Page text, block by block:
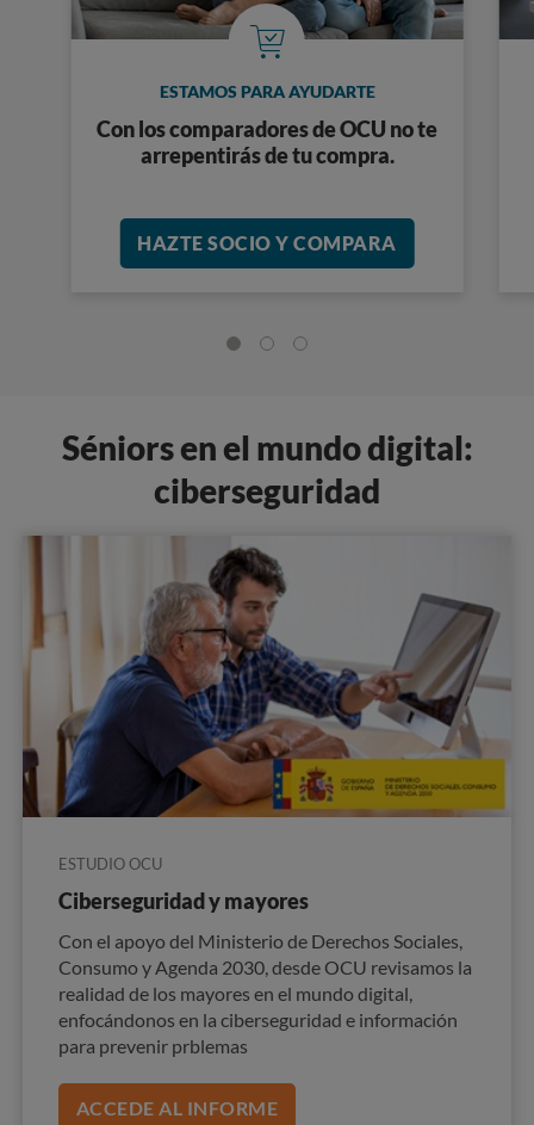
ESTAMOS PARA AYUDARTE
Con los comparadores de OCU no te
arrepentirás de tu compra.
HAZTE SOCIO Y COMPARA
Séniors en el mundo digital:
ciberseguridad
ESTUDIO OCU
Ciberseguridad y mayores
Con el apoyo del Ministerio de Derechos Sociales,
Consumo y Agenda 2030, desde OCU revisamos la
realidad de los mayores en el mundo digital,
enfocándonos en la ciberseguridad e información
para prevenir prblemas
ACCEDE AL INFORME